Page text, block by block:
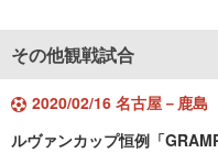
その他観戦試合
2020/02/16 名古屋－鹿島
ルヴァンカップ恒例「